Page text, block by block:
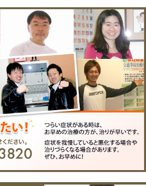
047-300-3820
047-300-3821
松岡 良一